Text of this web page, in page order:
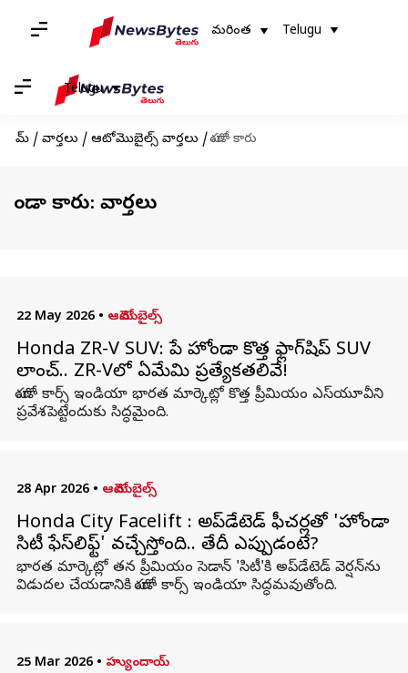
మరింత Telugu
Telugu
హోమ్ / వార్తలు / ఆటోమొబైల్స్ వార్తలు / హోండా కారు
హోండా కారు: వార్తలు
22 May 2026 • ఆటోమొబైల్స్
Honda ZR-V SUV: రేపే హోండా కొత్త ఫ్లాగ్‌షిప్ SUV
లాంచ్.. ZR-Vలో ఏమేమి ప్రత్యేకతలివే!
హోండా కార్స్ ఇండియా భారత మార్కెట్లో కొత్త ప్రీమియం ఎస్‌యూవీని
ప్రవేశపెట్టేందుకు సిద్ధమైంది.
28 Apr 2026 • ఆటోమొబైల్స్
Honda City Facelift : అప్‌డేటెడ్ ఫీచర్లతో 'హోండా
సిటీ ఫేస్‌లిఫ్ట్' వచ్చేస్తోంది.. తేదీ ఎప్పుడంటే?
భారత మార్కెట్లో తన ప్రీమియం సెడాన్ 'సిటీ'కి అప్‌డేటెడ్ వెర్షన్‌ను
విడుదల చేయడానికి హోండా కార్స్ ఇండియా సిద్ధమవుతోంది.
25 Mar 2026 • హ్యుందాయ్